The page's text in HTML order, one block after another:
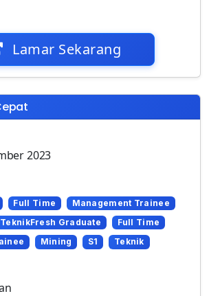
Lamar Sekarang
2023
Full Time
Management Trainee
TeknikFresh Graduate
Full Time
Mining S1 Teknik